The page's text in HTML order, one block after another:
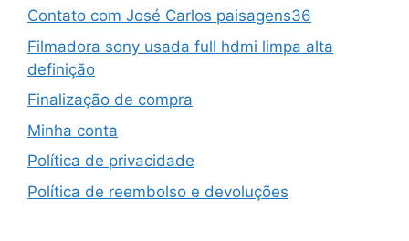
Contato com José Carlos paisagens36
Filmadora sony usada full hdmi limpa alta
definição
Finalização de compra
Minha conta
Política de privacidade
Política de reembolso e devoluções